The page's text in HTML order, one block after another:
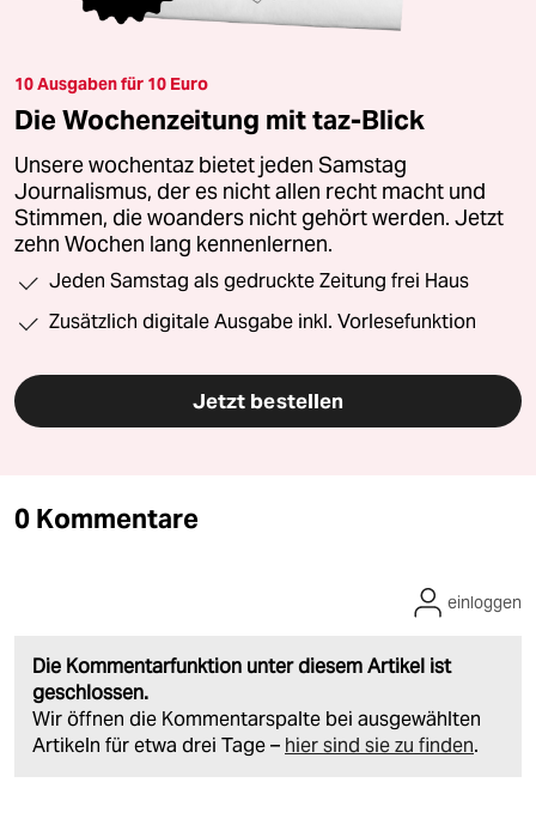
10 Ausgaben für 10 Euro
Die Wochenzeitung mit taz-Blick
Unsere wochentaz bietet jeden Samstag
Journalismus, der es nicht allen recht macht und
Stimmen, die woanders nicht gehört werden. Jetzt
zehn Wochen lang kennenlernen.
Jeden Samstag als gedruckte Zeitung frei Haus
Zusätzlich digitale Ausgabe inkl. Vorlesefunktion
Jetzt bestellen
0 Kommentare
Die Kommentarfunktion unter diesem Artikel ist
geschlossen.
Wir öffnen die Kommentarspalte bei ausgewählten
Artikeln für etwa drei Tage – hier sind sie zu finden.
einloggen